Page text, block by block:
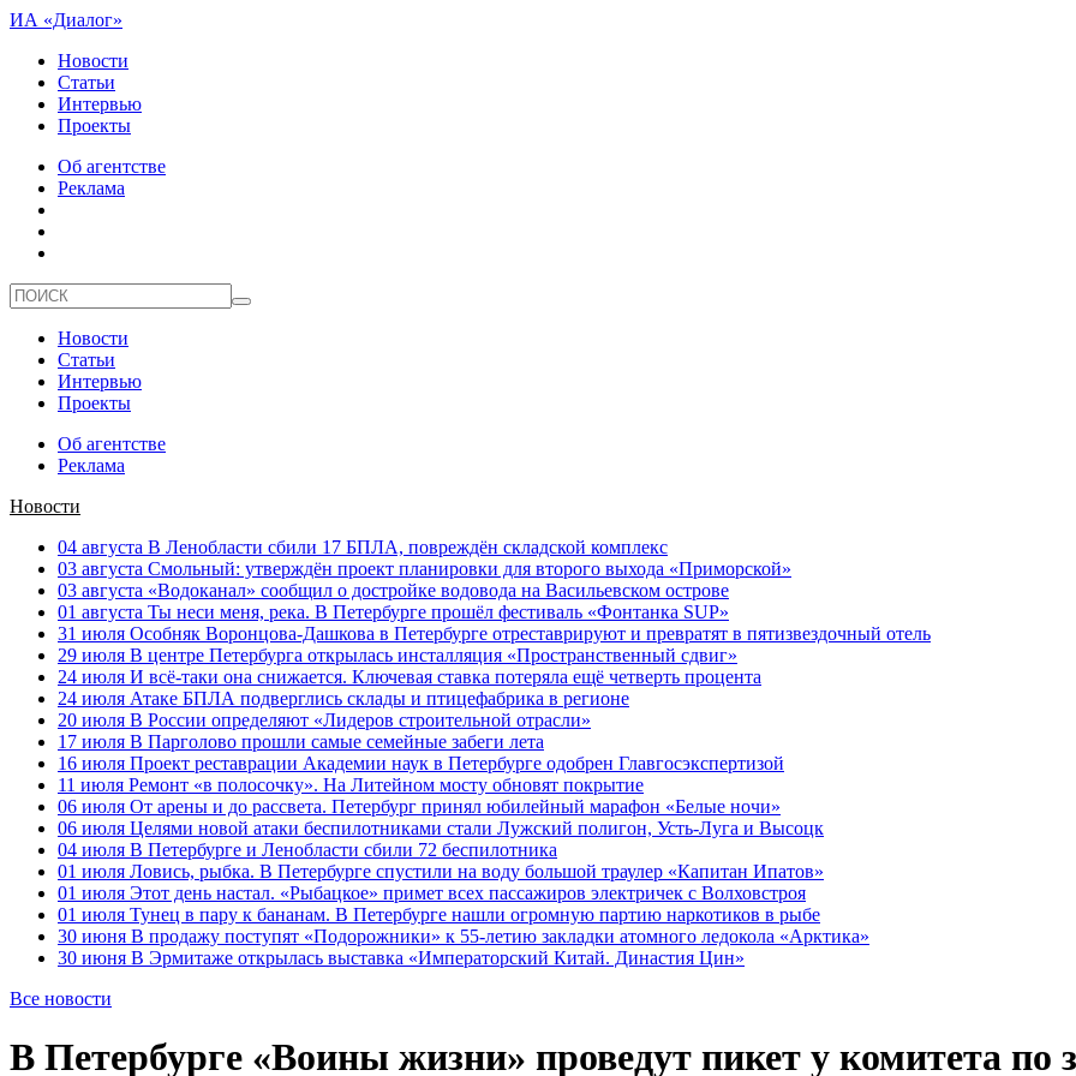
ИА «Диалог»
Новости
Статьи
Интервью
Проекты
Об агентстве
Реклама
Новости
Статьи
Интервью
Проекты
Об агентстве
Реклама
Новости
04 августа В Ленобласти сбили 17 БПЛА, повреждён складской комплекс
03 августа Смольный: утверждён проект планировки для второго выхода «Приморской»
03 августа «Водоканал» сообщил о достройке водовода на Васильевском острове
01 августа Ты неси меня, река. В Петербурге прошёл фестиваль «Фонтанка SUP»
31 июля Особняк Воронцова-Дашкова в Петербурге отреставрируют и превратят в пятизвездочный отель
29 июля В центре Петербурга открылась инсталляция «Пространственный сдвиг»
24 июля И всё-таки она снижается. Ключевая ставка потеряла ещё четверть процента
24 июля Атаке БПЛА подверглись склады и птицефабрика в регионе
20 июля В России определяют «Лидеров строительной отрасли»
17 июля В Парголово прошли самые семейные забеги лета
16 июля Проект реставрации Академии наук в Петербурге одобрен Главгосэкспертизой
11 июля Ремонт «в полосочку». На Литейном мосту обновят покрытие
06 июля От арены и до рассвета. Петербург принял юбилейный марафон «Белые ночи»
06 июля Целями новой атаки беспилотниками стали Лужский полигон, Усть-Луга и Высоцк
04 июля В Петербурге и Ленобласти сбили 72 беспилотника
01 июля Ловись, рыбка. В Петербурге спустили на воду большой траулер «Капитан Ипатов»
01 июля Этот день настал. «Рыбацкое» примет всех пассажиров электричек с Волховстроя
01 июля Тунец в пару к бананам. В Петербурге нашли огромную партию наркотиков в рыбе
30 июня В продажу поступят «Подорожники» к 55-летию закладки атомного ледокола «Арктика»
30 июня В Эрмитаже открылась выставка «Императорский Китай. Династия Цин»
Все новости
В Петербурге «Воины жизни» проведут пикет у комитета по